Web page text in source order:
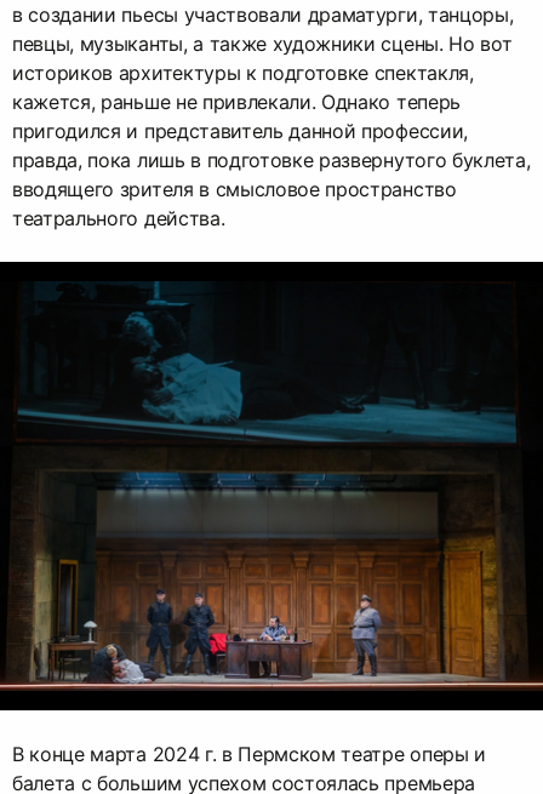
в создании пьесы участвовали драматурги, танцоры,
певцы, музыканты, а также художники сцены. Но вот
историков архитектуры к подготовке спектакля,
кажется, раньше не привлекали. Однако теперь
пригодился и представитель данной профессии,
правда, пока лишь в подготовке развернутого буклета,
вводящего зрителя в смысловое пространство
театрального действа.
В конце марта 2024 г. в Пермском театре оперы и
балета с большим успехом состоялась премьера